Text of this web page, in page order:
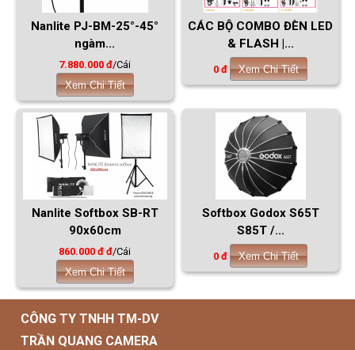
Nanlite PJ-BM-25°-45°
ngàm...
7.880.000 đ/Cái
Xem Chi Tiết
CÁC BỘ COMBO ĐÈN LED
& FLASH |...
0 đ Xem Chi Tiết
Nanlite Softbox SB-RT
90x60cm
860.000 đ đ/Cái
Xem Chi Tiết
Softbox Godox S65T
S85T /...
0 đ Xem Chi Tiết
CÔNG TY TNHH TM-DV
TRẦN QUANG CAMERA